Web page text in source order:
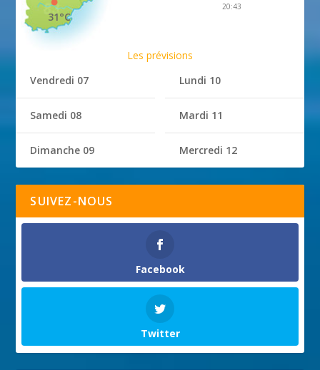
31°C
20:43
Les prévisions
Vendredi 07
Samedi 08
Dimanche 09
Lundi 10
Mardi 11
Mercredi 12
SUIVEZ-NOUS
Facebook
Twitter